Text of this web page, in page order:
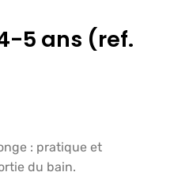
5 ans (ref.
: pratique et
du bain.